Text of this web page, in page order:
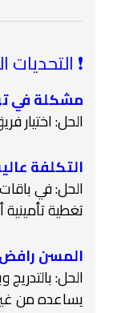
❗
مشكلة في
الحل: اختيار
التكلفة
الحل: في
تغطية
المسن
الحل:
يساعده من